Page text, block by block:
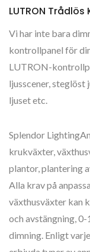
LUTRON
Vi har inte bara
kontrollpanel för
LUTRON-
ljusscener, steglöst
ljuset etc.
Splendor
krukväxter,
plantor, plantering
Alla krav på
växthusväxter kan
och avstängning,
dimning. Enligt